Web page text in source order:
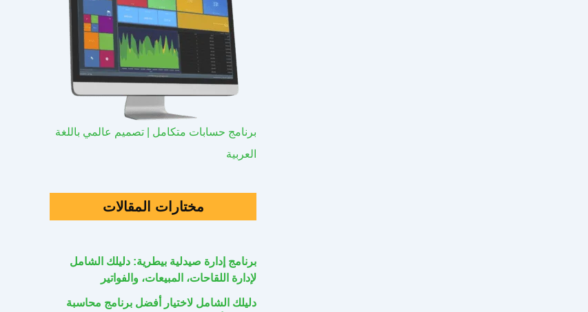
برنامج حسابات متكامل | تصميم عالمي باللغة
العربية
مختارات المقالات
برنامج إدارة صيدلية بيطرية: دليلك الشامل
لإدارة اللقاحات، المبيعات، والفواتير
دليلك الشامل لاختيار أفضل برنامج محاسبة